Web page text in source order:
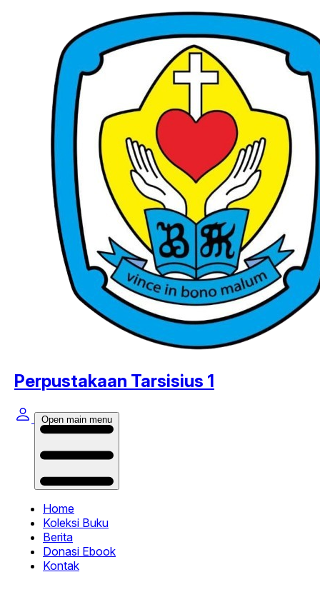
Perpustakaan Tarsisius 1
Open main menu
Home
Koleksi Buku
Berita
Donasi Ebook
Kontak